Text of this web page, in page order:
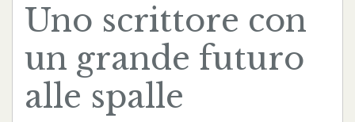
Uno scrittore con
un grande futuro
alle spalle